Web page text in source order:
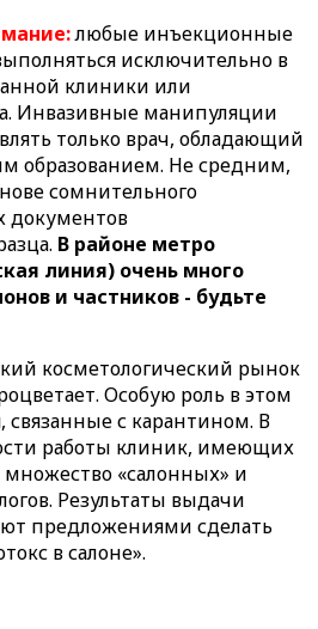
любые инъекционные
исключительно в
клиники или
Инвазивные манипуляции
только врач, обладающий
образованием. Не средним,
сомнительного
документов
В районе метро
линия) очень много
и частников - будьте
косметологический рынок
Особую роль в этом
связанные с карантином. В
работы клиник, имеющих
«салонных» и
Результаты выдачи
предложениями сделать
в салоне».